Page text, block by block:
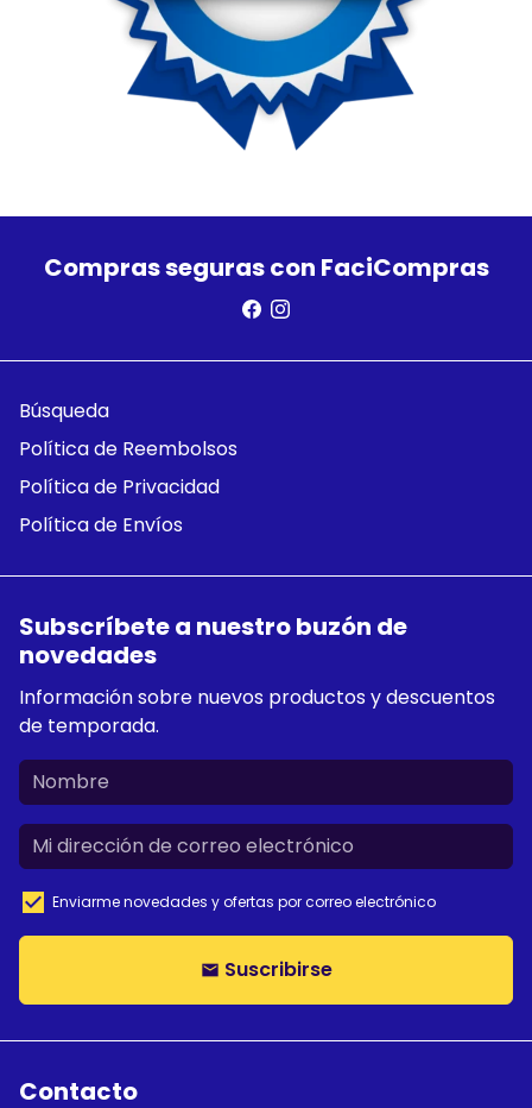
Compras seguras con FaciCompras
Búsqueda
Política de Reembolsos
Política de Privacidad
Política de Envíos
Subscríbete a nuestro buzón de
novedades
Información sobre nuevos productos y descuentos
de temporada.
Enviarme novedades y ofertas por correo electrónico
email Suscribirse
Contacto